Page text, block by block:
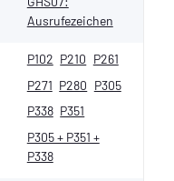
Ausrufezeichen
P102 P210 P261
P271 P280 P305
P338 P351
P305 + P351 +
P338